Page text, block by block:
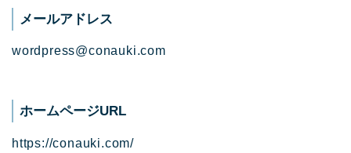
メールアドレス
wordpress@conauki.com
ホームページURL
https://conauki.com/